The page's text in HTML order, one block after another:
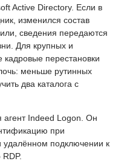
Active Directory. Если в
изменился состав
сведения передаются
Для крупных и
кадровые перестановки
меньше рутинных
два каталога с
агент Indeed Logon. Он
при
удалённом подключении к